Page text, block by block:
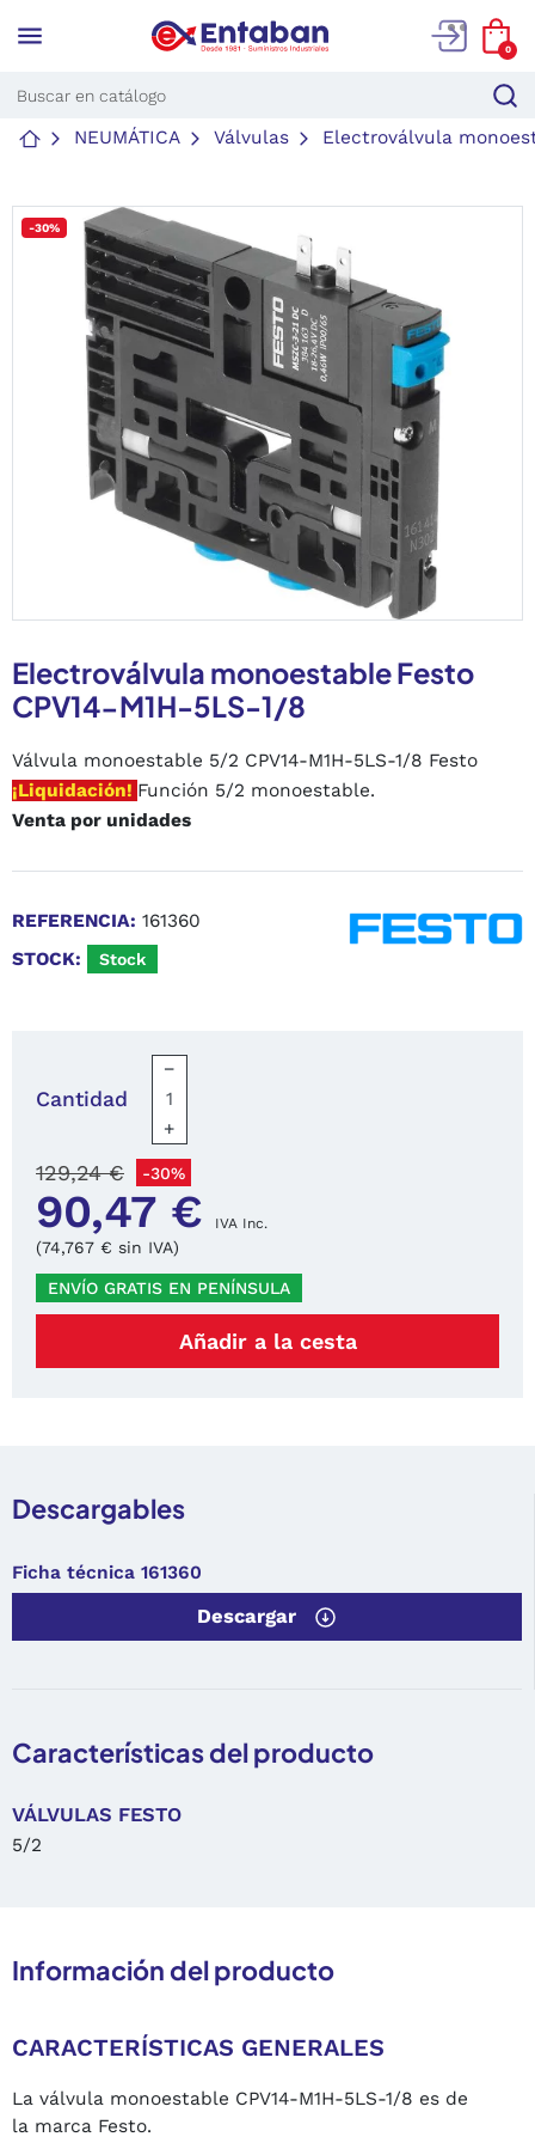
menu 0
NEUMÁTICA Válvulas Electroválvula
-30%
Electroválvula monoestable Festo
CPV14-M1H-5LS-1/8
Válvula monoestable 5/2 CPV14-M1H-5LS-1/8 Festo
¡Liquidación! Función 5/2 monoestable.
Venta por unidades
REFERENCIA: 161360
STOCK:
Stock
Cantidad
−
+
90,47 € IVA Inc.
129,24 € -30%
(74,767 € sin IVA)
ENVÍO GRATIS EN PENÍNSULA
Añadir a la cesta
Descargables
Ficha técnica 161360
Descargar
Características del producto
VÁLVULAS FESTO
5/2
Información del producto
CARACTERÍSTICAS GENERALES
La válvula monoestable CPV14-M1H-5LS-1/8 es de
la marca Festo.